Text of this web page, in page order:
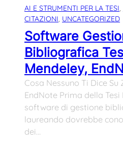
AI E STRUMENTI PER LA TESI,
CITAZIONI, UNCATEGORIZED
Software
Bibliografica
Mendeley,
Cosa Nessuno Ti Dice
EndNote Prima della
software di gestione
laureando dovrebbe
dei…